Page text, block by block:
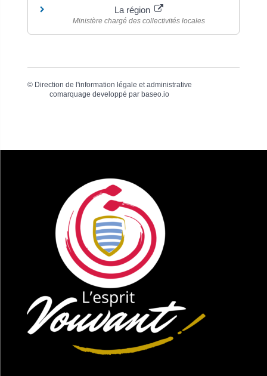
La région
Ministère chargé des collectivités locales
© Direction de l'information légale et administrative
comarquage developpé parbaseo.io